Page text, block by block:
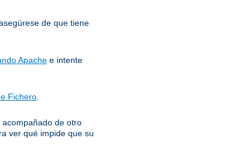
de que tiene
Apache e intente
Fichero
acompañado de otro
ver qué impide que su